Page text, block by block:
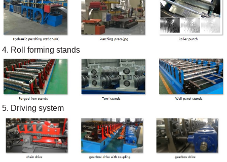
4. Roll forming stands
5. Driving system